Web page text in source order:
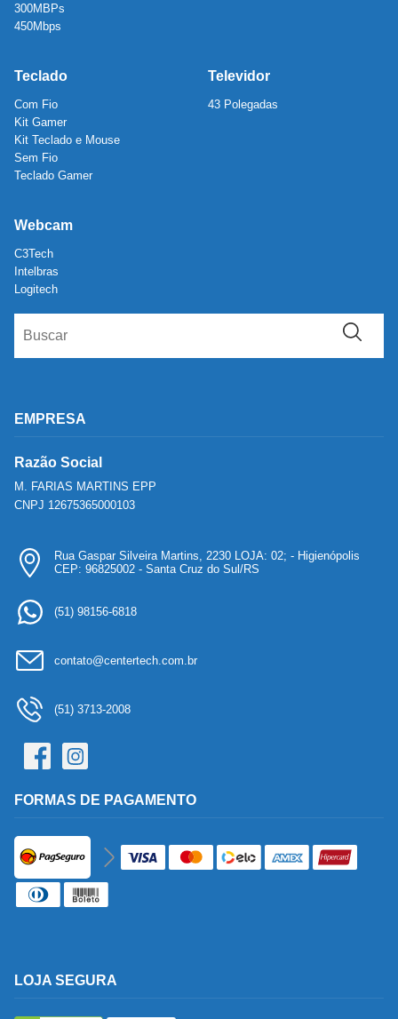
300MBPs
450Mbps
Teclado
Com Fio
Kit Gamer
Kit Teclado e Mouse
Sem Fio
Teclado Gamer
Televidor
43 Polegadas
Webcam
C3Tech
Intelbras
Logitech
EMPRESA
Razão Social
M. FARIAS MARTINS EPP
CNPJ 12675365000103
Rua Gaspar Silveira Martins, 2230 LOJA: 02; - Higienópolis
CEP: 96825002 - Santa Cruz do Sul/RS
(51) 98156-6818
contato@centertech.com.br
(51) 3713-2008
FORMAS DE PAGAMENTO
LOJA SEGURA